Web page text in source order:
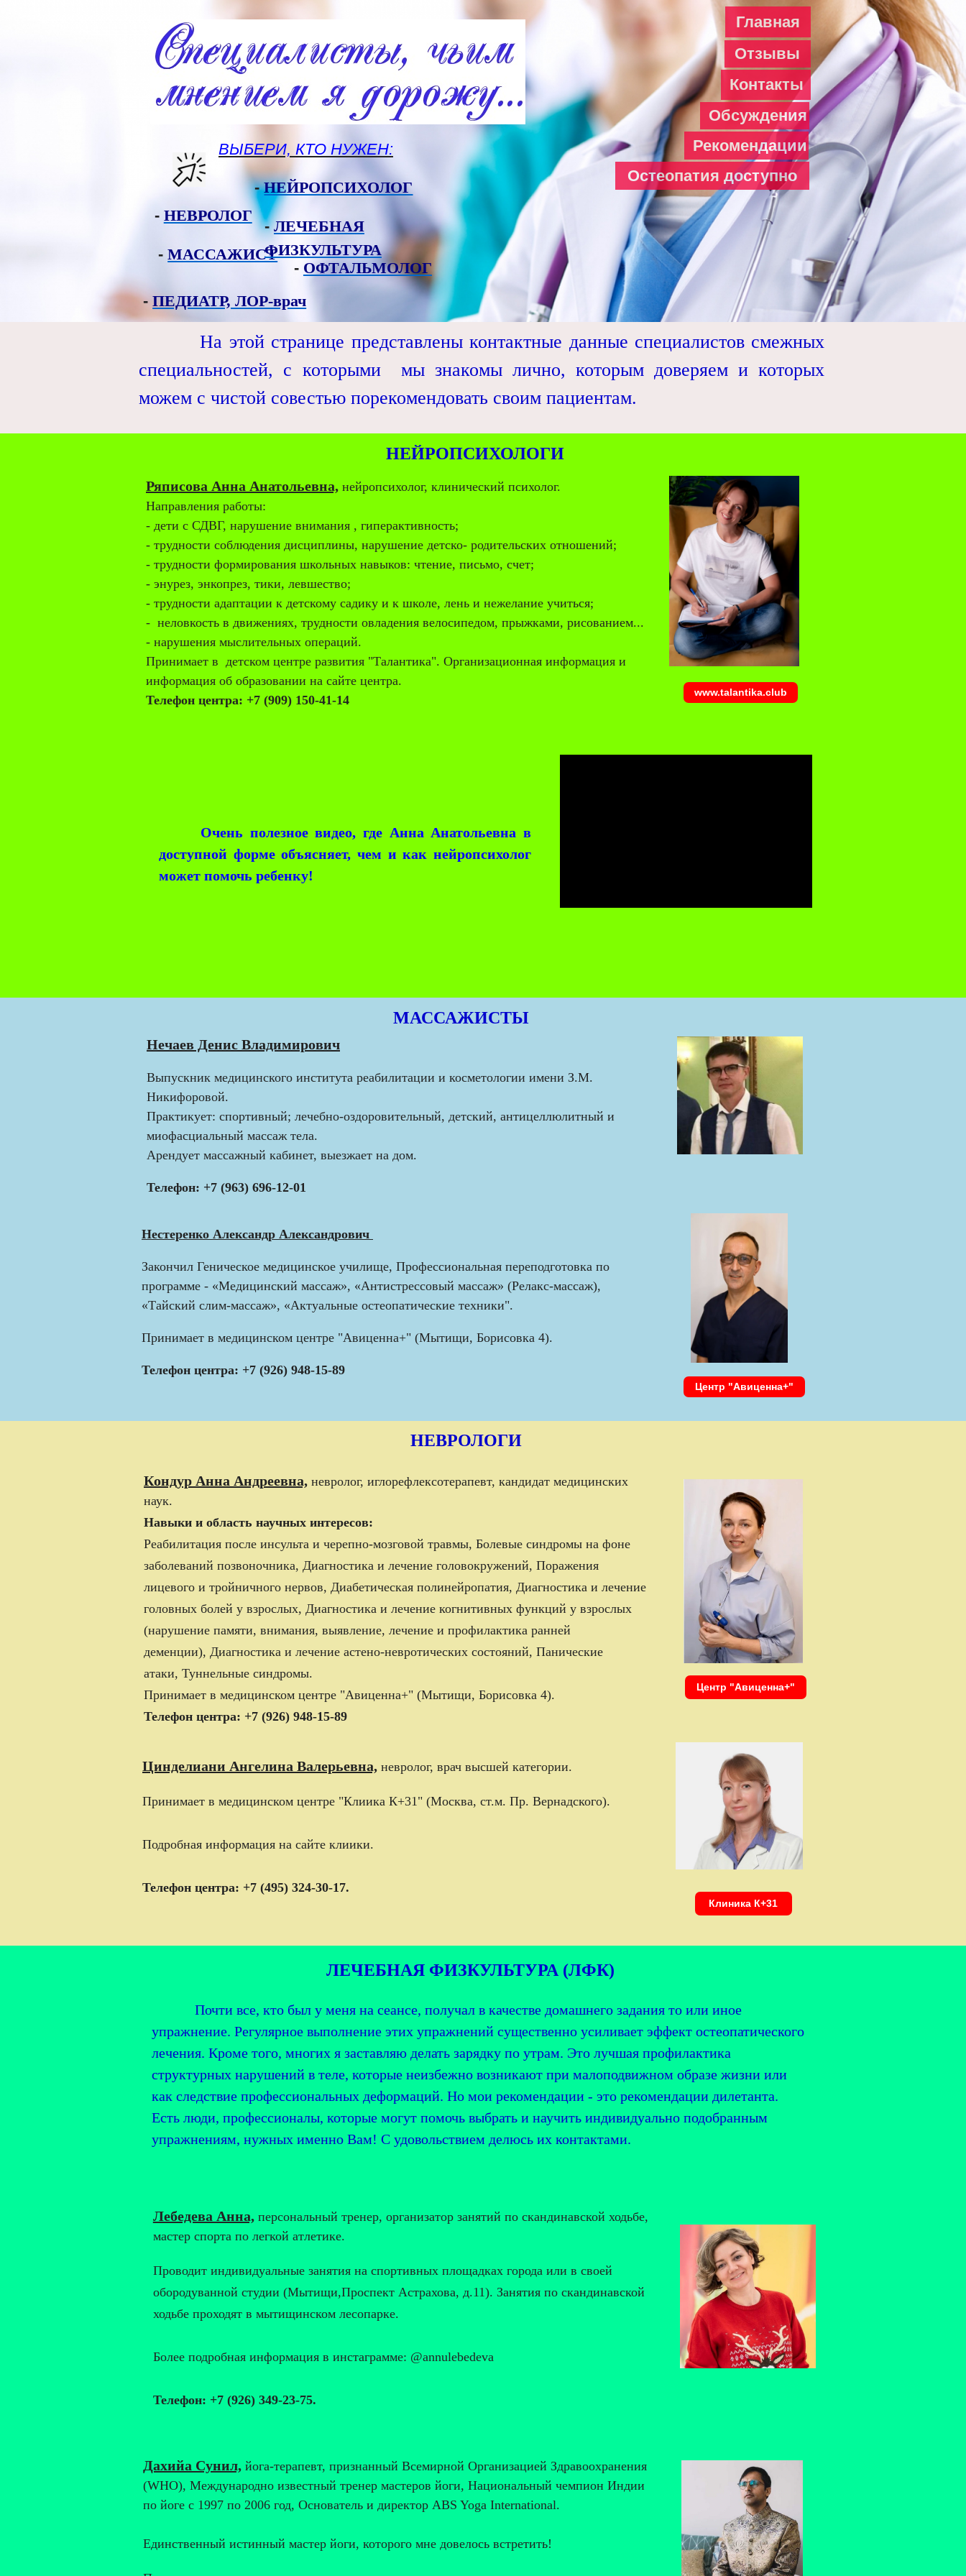
Контакты
Лебедева Анна,персональный тренер, организатор занятий по скандинавской ходьбе,
мастер спорта по легкой атлетике.
Проводит индивидуальные занятия на спортивных площадках города или в своей
обородуванной студии (Мытищи,Проспект Астрахова, д.11). Занятия по скандинавской
ходьбе проходят в мытищинском лесопарке.
Более подробная информация в инстаграмме: @annulebedeva
Телефон: +7 (926) 349-23-75.
Цинделиани Ангелина Валерьевна, невролог, врач высшей категории.
Принимает в медицинском центре "Клиика К+31" (Москва, ст.м. Пр. Вернадского).
Подробная информация на сайте клиики.
Телефон центра: +7 (495) 324-30-17.
Клиника К+31
ЛЕЧЕБНАЯ ФИЗКУЛЬТУРА (ЛФК)
Дахийа Сунил, йога-терапевт, признанный Всемирной Организацией Здравоохранения
(WHO), Международно известный тренер мастеров йоги, Национальный чемпион Индии
по йоге с 1997 по 2006 год, Основатель и директор ABS Yoga International.
Единственный истинный мастер йоги, которого мне довелось встретить!
Почти все, кто был у меня на сеансе, получал в качестве домашнего задания то или иное
упражнение. Регулярное выполнение этих упражнений существенно усиливает эффект остеопатического
лечения. Кроме того, многих я заставляю делать зарядку по утрам. Это лучшая профилактика
структурных нарушений в теле, которые неизбежно возникают при малоподвижном образе жизни или
как следствие профессиональных деформаций. Но мои рекомендации - это рекомендации дилетанта.
Есть люди, профессионалы, которые могут помочь выбрать и научить индивидуально подобранным
упражнениям, нужных именно Вам! С удовольствием делюсь их контактами.
-МАССАЖИСТ
- НЕВРОЛОГ
ВЫБЕРИ, КТО НУЖЕН:
Центр "Авиценна+"
www.talantika.club
Центр "Авиценна+"
НЕВРОЛОГИ
Кондур Анна Андреевна, невролог, иглорефлексотерапевт, кандидат медицинских
наук.
Навыки и область научных интересов:
Реабилитация после инсульта и черепно-мозговой травмы, Болевые синдромы на фоне
заболеваний позвоночника, Диагностика и лечение головокружений, Поражения
лицевого и тройничного нервов, Диабетическая полинейропатия, Диагностика и лечение
головных болей у взрослых, Диагностика и лечение когнитивных функций у взрослых
(нарушение памяти, внимания, выявление, лечение и профилактика ранней
деменции), Диагностика и лечение астено-невротических состояний, Панические
атаки, Туннельные синдромы.
Принимает в медицинском центре "Авиценна+" (Мытищи, Борисовка 4).
Телефон центра: +7 (926) 948-15-89
-НЕЙРОПСИХОЛОГ
Рекомендации
НЕЙРОПСИХОЛОГИ
Обсуждения
На этой странице представлены контактные данные специалистов смежных
специальностей, с которыми мы знакомы лично, которым доверяем и которых
можем с чистой совестью порекомендовать своим пациентам.
Очень полезное видео, где Анна Анатольевна в
доступной форме объясняет, чем и как нейропсихолог
может помочь ребенку!
-ЛЕЧЕБНАЯ
ФИЗКУЛЬТУРА
-ПЕДИАТР, ЛОР-врач
- ОФТАЛЬМОЛОГ
Нестеренко Александр Александрович
Закончил Геническое медицинское училище, Профессиональная переподготовка по
программе - «Медицинский массаж», «Антистрессовый массаж» (Релакс-массаж),
«Тайский слим-массаж», «Актуальные остеопатические техники".
Принимает в медицинском центре "Авиценна+" (Мытищи, Борисовка 4).
Телефон центра: +7 (926) 948-15-89
Нечаев Денис Владимирович
Выпускник медицинского института реабилитации и косметологии имени З.М.
Никифоровой.
Практикует: спортивный; лечебно-оздоровительный, детский, антицеллюлитный и
миофасциальный массаж тела.
Арендует массажный кабинет, выезжает на дом.
Телефон: +7 (963) 696-12-01
МАССАЖИСТЫ
Остеопатия доступно
Главная
Ряписова Анна Анатольевна, нейропсихолог, клинический психолог.
Направления работы:
- дети с СДВГ, нарушение внимания , гиперактивность;
- трудности соблюдения дисциплины, нарушение детско- родительских отношений;
- трудности формирования школьных навыков: чтение, письмо, счет;
- энурез, энкопрез, тики, левшество;
- трудности адаптации к детскому садику и к школе, лень и нежелание учиться;
- неловкость в движениях, трудности овладения велосипедом, прыжками, рисованием...
- нарушения мыслительных операций.
Принимает в детском центре развития "Талантика". Организационная информация и
информация об образовании на сайте центра.
Телефон центра: +7 (909) 150-41-14
Отзывы